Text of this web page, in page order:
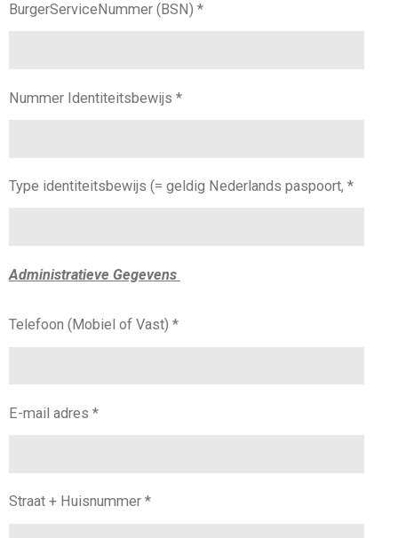
BurgerServiceNummer (BSN) *
Nummer Identiteitsbewijs *
Type identiteitsbewijs (= geldig Nederlands paspoort, *
Administratieve Gegevens
Telefoon (Mobiel of Vast) *
E-mail adres *
Straat + Huisnummer *